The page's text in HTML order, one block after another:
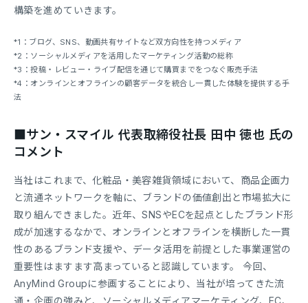
構築を進めていきます。
*1：ブログ、SNS、動画共有サイトなど双方向性を持つメディア
*2：ソーシャルメディアを活用したマーケティング活動の総称
*3：投稿・レビュー・ライブ配信を通じて購買までをつなぐ販売手法
*4：オンラインとオフラインの顧客データを統合し一貫した体験を提供する手
法
■サン・スマイル 代表取締役社長 田中 徳也 氏の
コメント
当社はこれまで、化粧品・美容雑貨領域において、商品企画力
と流通ネットワークを軸に、ブランドの価値創出と市場拡大に
取り組んできました。近年、SNSやECを起点としたブランド形
成が加速するなかで、オンラインとオフラインを横断した一貫
性のあるブランド支援や、データ活用を前提とした事業運営の
重要性はますます高まっていると認識しています。 今回、
AnyMind Groupに参画することにより、当社が培ってきた流